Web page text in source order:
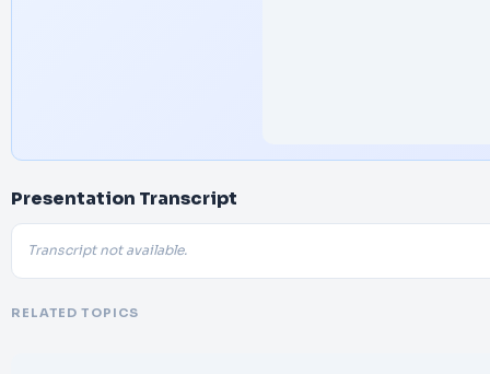
Presentation Transcript
Transcript not available.
RELATED TOPICS